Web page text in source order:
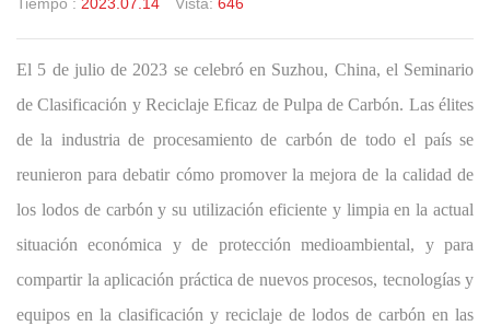
El 5 de julio de 2023 se celebró en Suzhou, China, el Seminario
de Clasificación y Reciclaje Eficaz de Pulpa de Carbón. Las élites
de la industria de procesamiento de carbón de todo el país se
reunieron para debatir cómo promover la mejora de la calidad de
los lodos de carbón y su utilización eficiente y limpia en la actual
situación económica y de protección medioambiental, y para
compartir la aplicación práctica de nuevos procesos, tecnologías y
equipos en la clasificación y reciclaje de lodos de carbón en las